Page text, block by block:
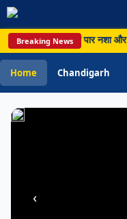
Breaking News
कार्रवाई, सीमा पार नशा और
Home Chandigarh
‹
किलो
हेरोइन
समेत
5
गिरफ्तार